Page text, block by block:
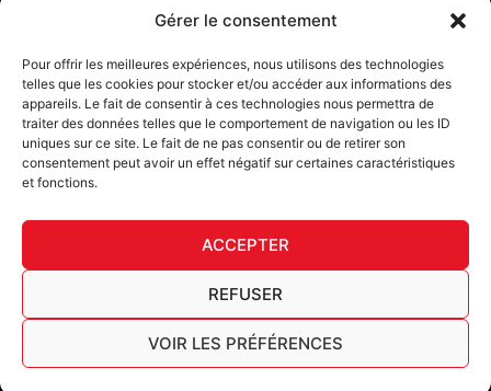
Gérer le consentement
Pour offrir les meilleures expériences, nous utilisons des technologies
telles que les cookies pour stocker et/ou accéder aux informations des
appareils. Le fait de consentir à ces technologies nous permettra de
traiter des données telles que le comportement de navigation ou les ID
uniques sur ce site. Le fait de ne pas consentir ou de retirer son
consentement peut avoir un effet négatif sur certaines caractéristiques
et fonctions.
ACCEPTER
REFUSER
VOIR LES PRÉFÉRENCES
FURY TIPS